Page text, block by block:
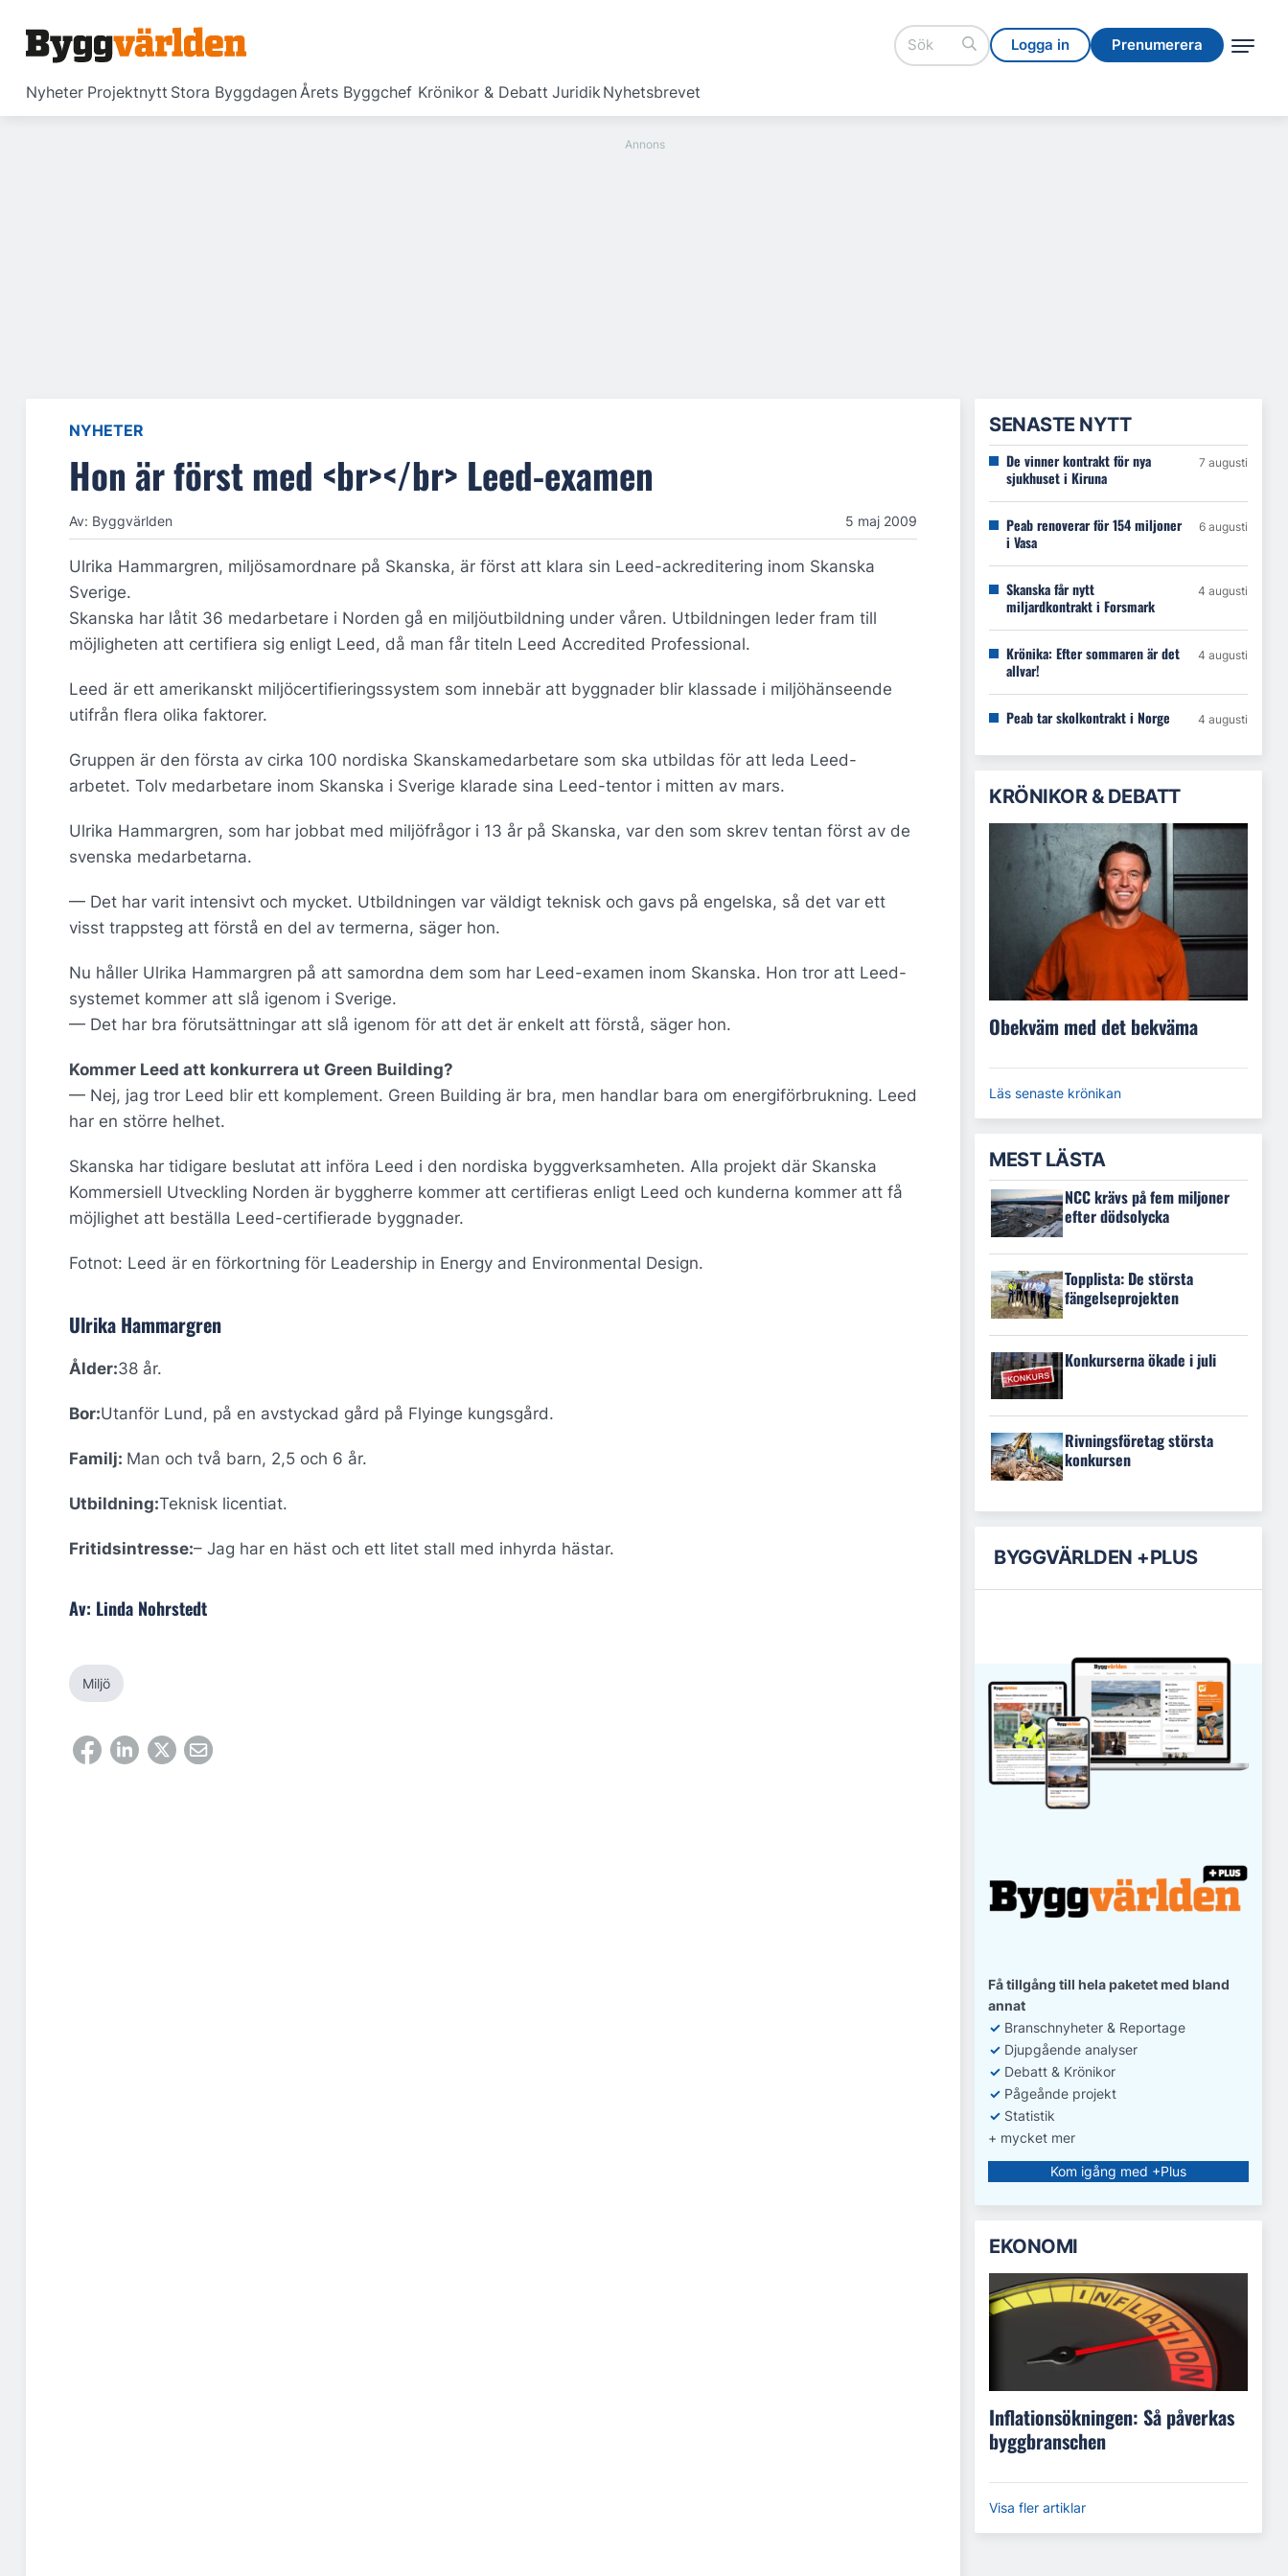
Logga in Prenumerera
Nyheter Projektnytt Stora ByggdagenÅrets Byggchef Krönikor & Debatt JuridikNyhetsbrevet
Logga in Prenumerera
NYHETER
Hon är först med <br></br> Leed-examen
Av: Byggvärlden 5 maj 2009
Ulrika Hammargren, miljösamordnare på Skanska, är först att klara sin Leed-ackreditering inom Skanska
Sverige.
Skanska har låtit 36 medarbetare i Norden gå en miljöutbildning under våren. Utbildningen leder fram till
möjligheten att certifiera sig enligt Leed, då man får titeln Leed Accredited Professional.
Leed är ett amerikanskt miljöcertifieringssystem som innebär att byggnader blir klassade i miljöhänseende
utifrån flera olika faktorer.
Gruppen är den första av cirka 100 nordiska Skanskamedarbetare som ska utbildas för att leda Leed-
arbetet. Tolv medarbetare inom Skanska i Sverige klarade sina Leed-tentor i mitten av mars.
Ulrika Hammargren, som har jobbat med miljöfrågor i 13 år på Skanska, var den som skrev tentan först av de
svenska medarbetarna.
— Det har varit intensivt och mycket. Utbildningen var väldigt teknisk och gavs på engelska, så det var ett
visst trappsteg att förstå en del av termerna, säger hon.
Nu håller Ulrika Hammargren på att samordna dem som har Leed-examen inom Skanska. Hon tror att Leed-
systemet kommer att slå igenom i Sverige.
— Det har bra förutsättningar att slå igenom för att det är enkelt att förstå, säger hon.
Kommer Leed att konkurrera ut Green Building?
— Nej, jag tror Leed blir ett komplement. Green Building är bra, men handlar bara om energiförbrukning. Leed
har en större helhet.
Skanska har tidigare beslutat att införa Leed i den nordiska byggverksamheten. Alla projekt där Skanska
Kommersiell Utveckling Norden är byggherre kommer att certifieras enligt Leed och kunderna kommer att få
möjlighet att beställa Leed-certifierade byggnader.
Fotnot: Leed är en förkortning för Leadership in Energy and Environmental Design.
Ulrika Hammargren
Ålder:38 år.
Bor:Utanför Lund, på en avstyckad gård på Flyinge kungsgård.
Familj: Man och två barn, 2,5 och 6 år.
Utbildning:Teknisk licentiat.
Fritidsintresse:– Jag har en häst och ett litet stall med inhyrda hästar.
Av: Linda Nohrstedt
Miljö
SENASTE NYTT
De vinner kontrakt för nya
sjukhuset i Kiruna
7 augusti
Peab renoverar för 154 miljoner
i Vasa
6 augusti
Skanska får nytt
miljardkontrakt i Forsmark
4 augusti
Krönika: Efter sommaren är det
allvar!
4 augusti
Peab tar skolkontrakt i Norge 4 augusti
KRÖNIKOR & DEBATT
Obekväm med det bekväma
Läs senaste krönikan
MEST LÄSTA
NCC krävs på fem miljoner
efter dödsolycka
Topplista: De största
fängelseprojekten
Konkurserna ökade i juli
Rivningsföretag största
konkursen
BYGGVÄRLDEN +PLUS
Få tillgång till hela paketet med bland
annat
✓ Branschnyheter & Reportage
✓ Djupgående analyser
✓ Debatt & Krönikor
✓ Pågeånde projekt
✓ Statistik
+ mycket mer
Kom igång med +Plus
EKONOMI
Inflationsökningen: Så påverkas
byggbranschen
Visa fler artiklar